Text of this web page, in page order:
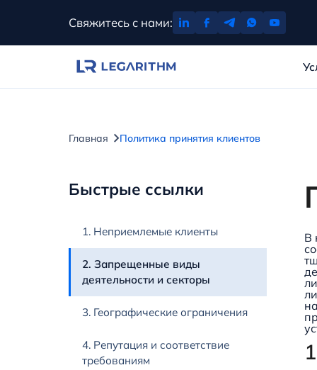
Свяжитесь с нами:
Главная Политика принятия клиентов
Быстрые ссылки
1. Неприемлемые клиенты
2. Запрещенные виды
деятельности и секторы
3. Географические ограничения
4. Репутация и соответствие
требованиям
В